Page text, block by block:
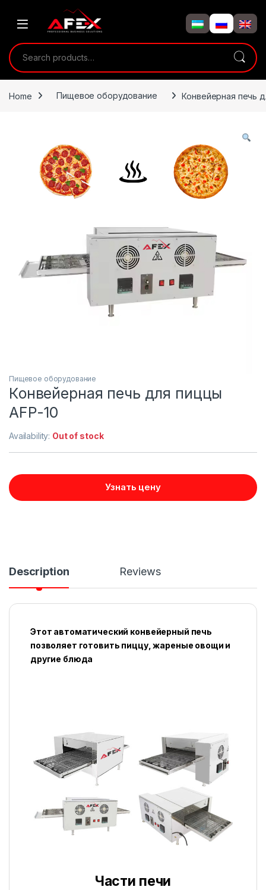
Search for:
Home Пищевое оборудование Конвейерная печь
Пищевое оборудование
Конвейерная печь для пиццы
AFP-10
Availability: Out of stock
Узнать цену
Description Reviews
Этот автоматический конвейерный печь
позволяет готовить пиццу, жареные овощи и
другие блюда
Части печи